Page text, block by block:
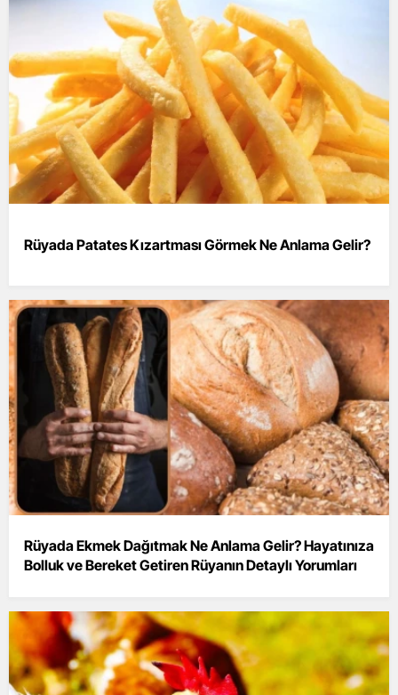
Rüyada Patates Kızartması Görmek Ne Anlama Gelir?
Rüyada Ekmek Dağıtmak Ne Anlama Gelir? Hayatınıza
Bolluk ve Bereket Getiren Rüyanın Detaylı Yorumları